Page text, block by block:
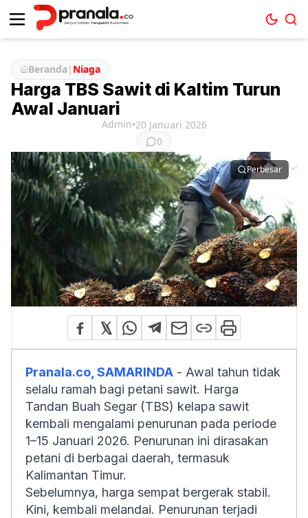
Beranda| Niaga
Harga TBS Sawit di Kaltim Turun
Awal Januari
Admin•20 Januari 2026
0
Perbesar
Pranala.co, SAMARINDA - Awal tahun tidak
selalu ramah bagi petani sawit. Harga
Tandan Buah Segar (TBS) kelapa sawit
kembali mengalami penurunan pada periode
1–15 Januari 2026. Penurunan ini dirasakan
petani di berbagai daerah, termasuk
Kalimantan Timur.
Sebelumnya, harga sempat bergerak stabil.
Kini, kembali melandai. Penurunan terjadi